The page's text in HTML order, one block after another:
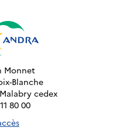
Monnet
Blanche
cedex
80 00